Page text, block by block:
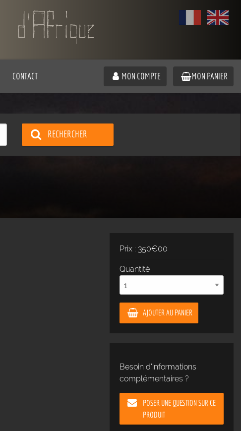
CONTACT MON COMPTE MON PANIER
RECHERCHER
Prix : 350€00
Quantité
AJOUTER AU PANIER
Besoin d'informations
complémentaires ?
POSER UNE QUESTION SUR CE
PRODUIT